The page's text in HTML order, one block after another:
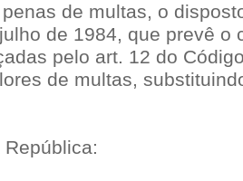
de multas, o
de 1984, que prevê o
pelo art. 12 do
de multas,